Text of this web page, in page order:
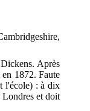
Après
1872. Faute
l'école) : à dix
Londres et doit